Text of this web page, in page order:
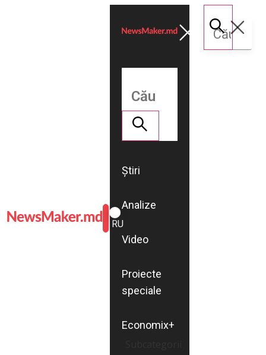
ROMÂNĂ
RU
Știri
Analize
Video
Proiecte
speciale
Economix+